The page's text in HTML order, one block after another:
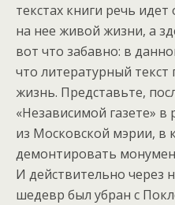
текстах книги речь
на нее живой жизни, а
вот что забавно: в
что литературный
жизнь. Представьте,
«Независимой газете»
из Московской мэрии,
демонтировать
И действительно через
шедевр был убран с